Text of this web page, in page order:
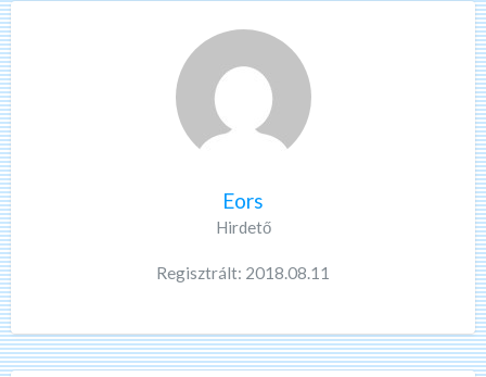
Eors
Hirdető
Regisztrált: 2018.08.11